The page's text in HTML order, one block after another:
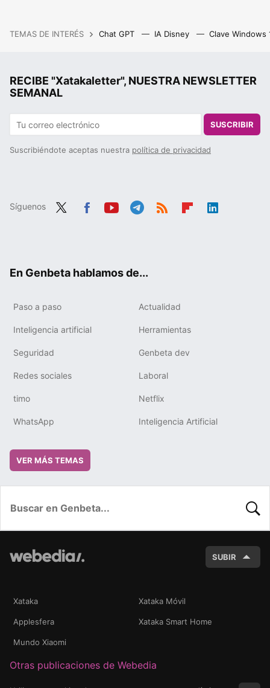
TEMAS DE INTERÉS Chat GPT IA Disney Clave Windows
RECIBE "Xatakaletter", NUESTRA NEWSLETTER
SEMANAL
SUSCRIBIR
Suscribiéndote aceptas nuestra política de privacidad
Síguenos
En Genbeta hablamos de...
Paso a paso Actualidad
Inteligencia artificial Herramientas
Seguridad Genbeta dev
Redes sociales Laboral
timo Netflix
WhatsApp Inteligencia Artificial
VER MÁS TEMAS
SUBIR
Xataka Xataka Móvil
Applesfera Xataka Smart Home
Mundo Xiaomi
Otras publicaciones de Webedia